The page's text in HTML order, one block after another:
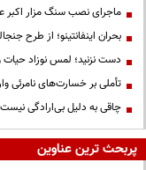
ماجرای نصب سنگ مزار
بحران اینفانتینو؛ از طرح
دست نزنید؛ لمس نوزاد
تأملی بر خسارت‌های نامرئی
چاقی به دلیل بی‌ارادگی
پربحث ترین عناوین